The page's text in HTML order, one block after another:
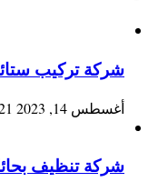
شركة تركيب
أغسطس 14, 2023
شركة تنظيف